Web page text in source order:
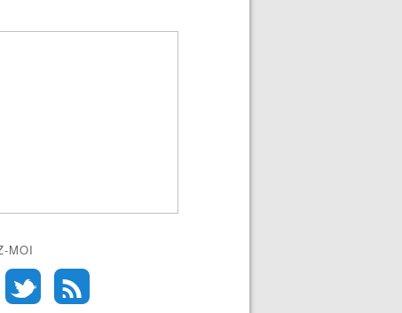
MOI